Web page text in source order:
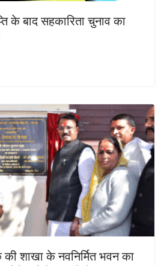
के बाद सहकारिता चुनाव का
शाखा के नवनिर्मित भवन का